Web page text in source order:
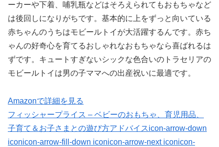
ーカーや下着、哺乳瓶などはそろえられてもおもちゃなど
は後回しになりがちです。基本的に上をずっと向いている
赤ちゃんのうちはモビールトイが大活躍するんです。赤ち
ゃんの好奇心を育てるおしゃれなおもちゃなら喜ばれるは
ずです。キュートすぎないシックな色合いのトラセリアの
モビールトイは男の子ママへの出産祝いに最適です。
Amazonで詳細を見る
フィッシャープライス – ベビーのおもちゃ、育児用品、
子育て＆お子さまとの遊び方アドバイスicon-arrow-down
iconicon-arrow-fill-down iconicon-arrow-next iconicon-